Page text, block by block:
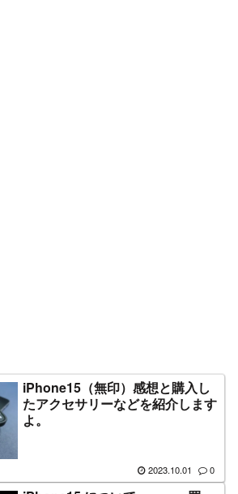
iPhone15（無印）感想と購入し
たアクセサリーなどを紹介します
よ。
2023.10.01 0